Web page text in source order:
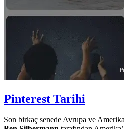
Pinterest Tarihi
Son birkaç senede Avrupa ve